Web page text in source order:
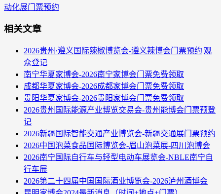
动化展门票预约
相关文章
2026贵州·遵义国际辣椒博览会-遵义辣博会门票预约|观
众登记
南宁华夏家博会-2026南宁家博会门票免费领取
成都华夏家博会-2026成都家博会门票免费领取
贵阳华夏家博会-2026贵阳家博会门票免费领取
2026贵州国际能源产业博览交易会-贵州能博会门票预登
记
2026新疆国际智能交通产业博览会-新疆交通展门票预约
2026中国泡菜食品国际博览会-眉山泡菜展-四川泡博会
2026南宁国际自行车与轻型电动车展览会-NBLE南宁自
行车展
2026第二十四届中国国际酒业博览会-2026泸州酒博会